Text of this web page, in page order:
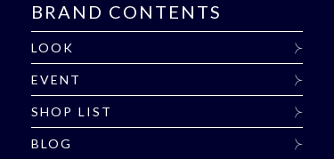
BRAND CONTENTS
LOOK
EVENT
SHOP LIST
BLOG